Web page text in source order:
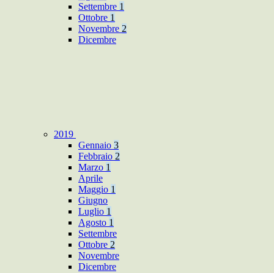
Settembre 1
Ottobre 1
Novembre 2
Dicembre
2019
Gennaio 3
Febbraio 2
Marzo 1
Aprile
Maggio 1
Giugno
Luglio 1
Agosto 1
Settembre
Ottobre 2
Novembre
Dicembre